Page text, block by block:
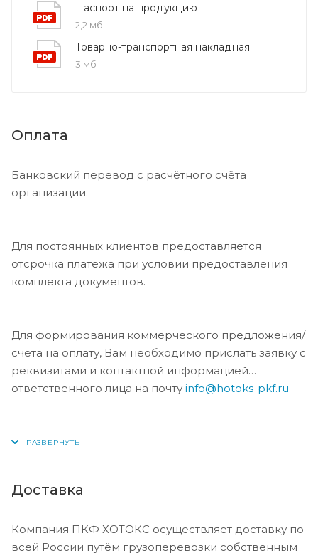
Паспорт на продукцию
2,2 мб
Товарно-транспортная накладная
3 мб
Оплата
Банковский перевод с расчётного счёта
организации.
Для постоянных клиентов предоставляется
отсрочка платежа при условии предоставления
комплекта документов.
Для формирования коммерческого предложения/
счета на оплату, Вам необходимо прислать заявку с
реквизитами и контактной информацией
ответственного лица на почту info@hotoks-pkf.ru
Доставка
Компания ПКФ ХОТОКС осуществляет доставку по
всей России путём грузоперевозки собственным